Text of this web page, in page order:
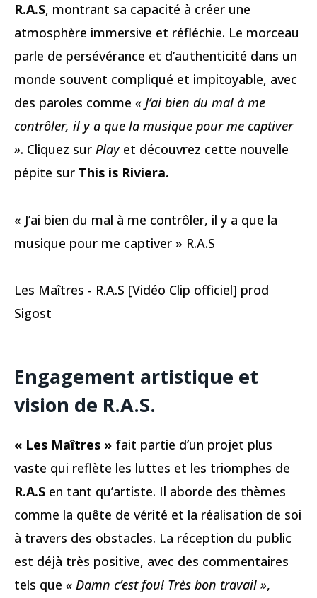
R.A.S, montrant sa capacité à créer une
atmosphère immersive et réfléchie. Le morceau
parle de persévérance et d’authenticité dans un
monde souvent compliqué et impitoyable, avec
des paroles comme « J’ai bien du mal à me
contrôler, il y a que la musique pour me captiver
». Cliquez sur Playet découvrez cette nouvelle
pépite sur This is Riviera.
« J’ai bien du mal à me contrôler, il y a que la
musique pour me captiver » R.A.S
Les Maîtres - R.A.S [Vidéo Clip officiel] prod
Sigost
Engagement artistique et
vision de R.A.S.
« Les Maîtres » fait partie d’un projet plus
vaste qui reflète les luttes et les triomphes de
R.A.S en tant qu’artiste. Il aborde des thèmes
comme la quête de vérité et la réalisation de soi
à travers des obstacles. La réception du public
est déjà très positive, avec des commentaires
tels que « Damn c’est fou! Très bon travail »,